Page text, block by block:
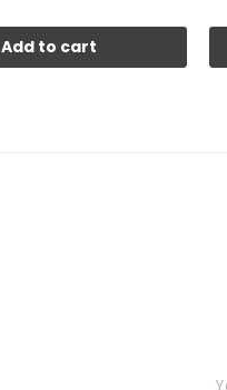
Add to cart